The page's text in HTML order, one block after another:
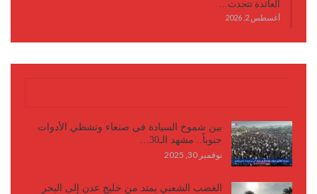
العائدة تتحدث…
أغسطس 2, 2026
بين شموخ السيادة في صنعاء وتشظي الأدوات
جنوباً.. مشهد الـ30…
نوفمبر 30, 2025
الغضب الشعبي يمتد من خليج عدن إلى البحر